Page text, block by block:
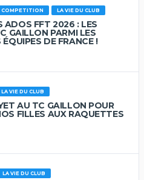
COMPETITION LA VIE DU CLUB
ADOS FFT 2026 : LES
GAILLON PARMI LES
ÉQUIPES DE FRANCE !
LA VIE DU CLUB
AU TC GAILLON POUR
FILLES AUX RAQUETTES
LA VIE DU CLUB